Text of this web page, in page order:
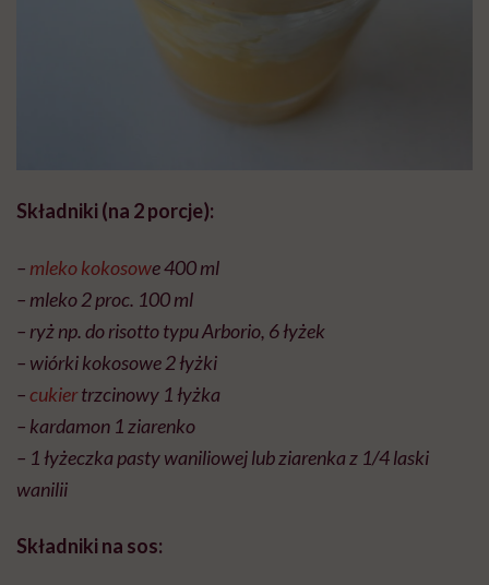
Składniki (na 2 porcje):
– mleko kokosowe 400 ml
– mleko 2 proc. 100 ml
– ryż np. do risotto typu Arborio, 6 łyżek
– wiórki kokosowe 2 łyżki
–cukiertrzcinowy 1 łyżka
– kardamon 1 ziarenko
– 1 łyżeczka pasty waniliowej lub ziarenka z 1/4 laski
wanilii
Składniki na sos: